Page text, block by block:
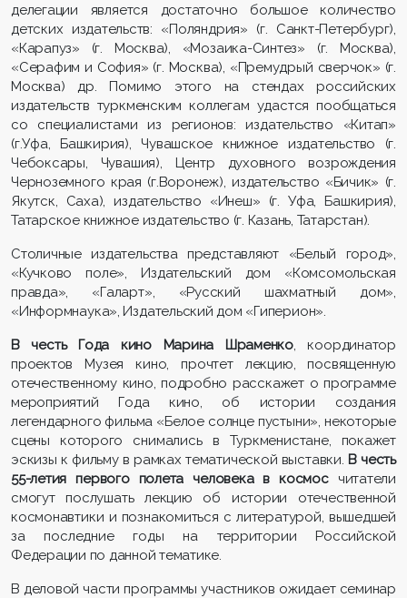
делегации является достаточно большое количество
детских издательств: «Поляндрия» (г. Санкт-Петербург),
«Карапуз» (г. Москва), «Мозаика-Синтез» (г. Москва),
«Серафим и София» (г. Москва), «Премудрый сверчок» (г.
Москва) др. Помимо этого на стендах российских
издательств туркменским коллегам удастся пообщаться
со специалистами из регионов: издательство «Китап»
(г.Уфа, Башкирия), Чувашское книжное издательство (г.
Чебоксары, Чувашия), Центр духовного возрождения
Черноземного края (г.Воронеж), издательство «Бичик» (г.
Якутск, Саха), издательство «Инеш» (г. Уфа, Башкирия),
Татарское книжное издательство (г. Казань, Татарстан).
Столичные издательства представляют «Белый город»,
«Кучково поле», Издательский дом «Комсомольская
правда», «Галарт», «Русский шахматный дом»,
«Информнаука», Издательский дом «Гиперион».
В честь Года кино Марина Шраменко, координатор
проектов Музея кино, прочтет лекцию, посвященную
отечественному кино, подробно расскажет о программе
мероприятий Года кино, об истории создания
легендарного фильма «Белое солнце пустыни», некоторые
сцены которого снимались в Туркменистане, покажет
эскизы к фильму в рамках тематической выставки. В честь
55-летия первого полета человека в космос читатели
смогут послушать лекцию об истории отечественной
космонавтики и познакомиться с литературой, вышедшей
за последние годы на территории Российской
Федерации по данной тематике.
В деловой части программы участников ожидает семинар